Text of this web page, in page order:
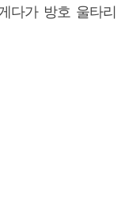
다가 방호 울타리